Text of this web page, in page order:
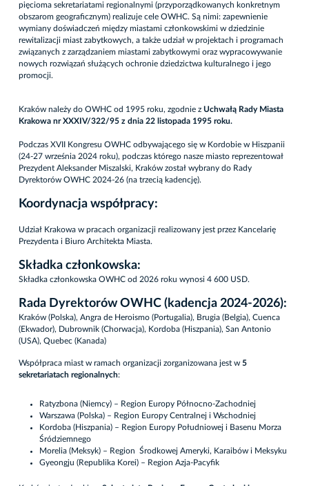
pięcioma sekretariatami regionalnymi (przyporządkowanych konkretnym
obszarom geograficznym) realizuje cele OWHC. Są nimi: zapewnienie
wymiany doświadczeń między miastami członkowskimi w dziedzinie
rewitalizacji miast zabytkowych, a także udział w projektach i programach
związanych z zarządzaniem miastami zabytkowymi oraz wypracowywanie
nowych rozwiązań służących ochronie dziedzictwa kulturalnego i jego
promocji.
Kraków należy do OWHC od 1995 roku, zgodnie z Uchwałą Rady Miasta
Krakowa nr XXXIV/322/95 z dnia 22 listopada 1995 roku.
Podczas XVII Kongresu OWHC odbywającego się w Kordobie w Hiszpanii
(24-27 września 2024 roku), podczas którego nasze miasto reprezentował
Prezydent Aleksander Miszalski, Kraków został wybrany do Rady
Dyrektorów OWHC 2024-26 (na trzecią kadencję).
Koordynacja współpracy:
Udział Krakowa w pracach organizacji realizowany jest przez Kancelarię
Prezydenta i Biuro Architekta Miasta.
Składka członkowska:
Składka członkowska OWHC od 2026 roku wynosi 4 600 USD.
Rada Dyrektorów OWHC (kadencja 2024-2026):
Kraków (Polska), Angra de Heroismo (Portugalia), Brugia (Belgia), Cuenca
(Ekwador), Dubrownik (Chorwacja), Kordoba (Hiszpania), San Antonio
(USA), Quebec (Kanada)
Współpraca miast w ramach organizacji zorganizowana jest w 5
sekretariatach regionalnych:
Ratyzbona (Niemcy) – Region Europy Północno-Zachodniej
Warszawa (Polska) – Region Europy Centralnej i Wschodniej
Kordoba (Hiszpania) – Region Europy Południowej i Basenu Morza
Śródziemnego
Morelia (Meksyk) – Region Środkowej Ameryki, Karaibów i Meksyku
Gyeongju (Republika Korei) – Region Azja-Pacyfik